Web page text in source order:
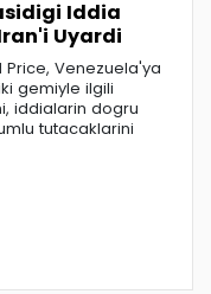
Iddia
Uyardi
Price, Venezuela'ya
gemiyle ilgili
iddialarin dogru
tutacaklarini